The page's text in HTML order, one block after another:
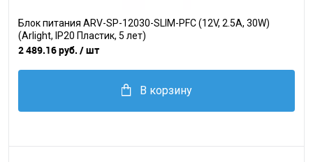
Блок питания ARV-SP-12030-SLIM-PFC (12V, 2.5A, 30W)
(Arlight, IP20 Пластик, 5 лет)
2 489.16 руб. / шт
В корзину